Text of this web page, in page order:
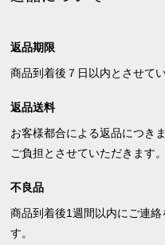
返品期限
商品到着後７日以内とさせて
返品送料
お客様都合による返品につき
ご負担とさせていただきます。
不良品
商品到着後1週間以内にご連絡
す。